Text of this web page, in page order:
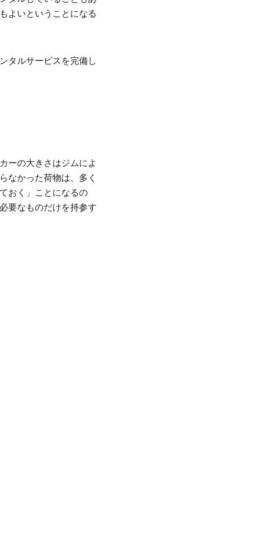
よいということになる
タルサービスを完備し
ーの大きさはジムによ
なかった荷物は、多く
おく」ことになるの
要なものだけを持参す